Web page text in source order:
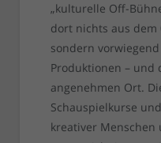
„kulturelle Off-
dort nichts aus dem
sondern
Produktionen – und
angenehmen Ort.
Schauspielkurse
kreativer